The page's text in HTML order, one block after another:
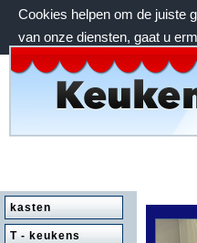
Cookies helpen om de juiste
van onze diensten, gaat u
zaterdag 8 augustus 2026,
kasten
T - keukens